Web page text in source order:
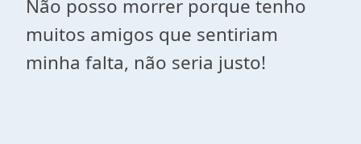
Não posso morrer porque tenho
muitos amigos que sentiriam
minha falta, não seria justo!